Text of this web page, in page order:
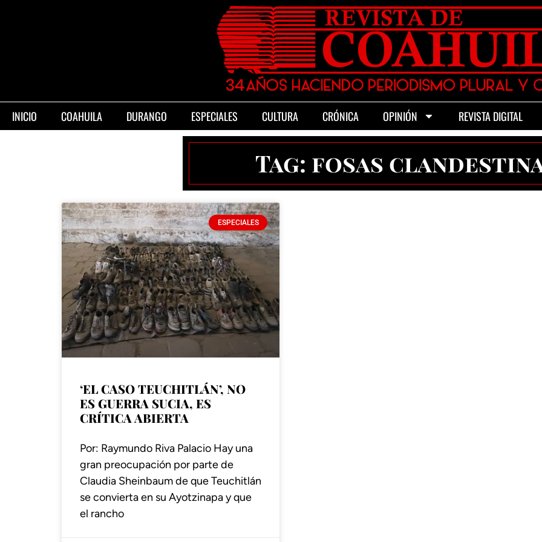
INICIO COAHUILA DURANGO ESPECIALES CULTURA CRÓNICA OPINIÓN REVISTA DIGITAL
Tag: fosas
ESPECIALES
‘EL CASO TEUCHITLÁN’, NO
ES GUERRA SUCIA, ES
CRÍTICA ABIERTA
Por: Raymundo Riva Palacio Hay una
gran preocupación por parte de
Claudia Sheinbaum de que Teuchitlán
se convierta en su Ayotzinapa y que
el rancho